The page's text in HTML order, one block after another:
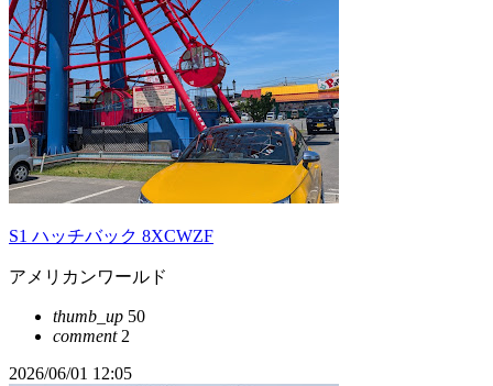
S1 ハッチバック 8XCWZF
アメリカンワールド
thumb_up 50
comment2
2026/06/01 12:05